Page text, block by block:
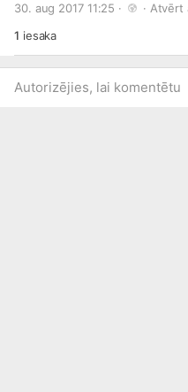
kulinārijas šova „La Dolce
Paldies enerģiskajiem un
30. aug 2017 11:25 · · Atvērt
1 iesaka
Autorizējies, lai komentētu